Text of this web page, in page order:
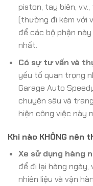
piston, tay biên,
(thường đi kèm với
để các bộ phận
nhất.
Có sự tư vấn và
yếu tố quan trọng
Garage Auto
chuyên sâu và
hiện công việc này
Khi nào KHÔNG nên
Xe sử dụng hàng
để đi lại hàng
nhiên liệu và vận